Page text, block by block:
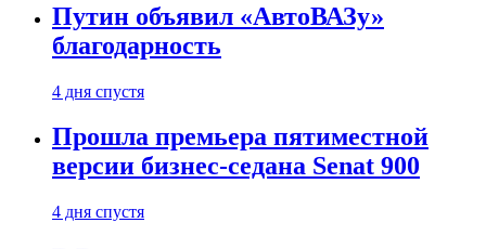
Путин объявил «АвтоВАЗу»
благодарность
4 дня спустя
Прошла премьера пятиместной
версии бизнес-седана Senat 900
4 дня спустя